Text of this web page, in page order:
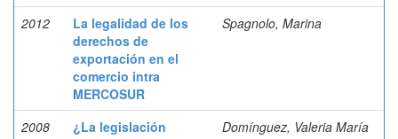
2012
La legalidad de los
derechos de
exportación en el
comercio intra
MERCOSUR
Spagnolo, Marina
2008
¿La legislación
Domínguez, Valeria María